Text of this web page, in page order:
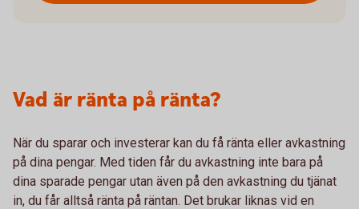
Vad är ränta på ränta?
När du sparar och investerar kan du få ränta eller avkastning
på dina pengar. Med tiden får du avkastning inte bara på
dina sparade pengar utan även på den avkastning du tjänat
in, du får alltså ränta på räntan. Det brukar liknas vid en